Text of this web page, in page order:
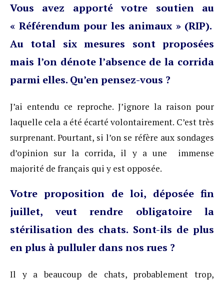
Vous avez apporté votre soutien au
« Référendum pour les animaux » (RIP).
Au total six mesures sont proposées
mais l’on dénote l’absence de la corrida
parmi elles. Qu’en pensez-vous ?
J’ai entendu ce reproche. J’ignore la raison pour
laquelle cela a été écarté volontairement. C’est très
surprenant. Pourtant, si l’on se réfère aux sondages
d’opinion sur la corrida, il y a une immense
majorité de français qui y est opposée.
Votre proposition de loi, déposée fin
juillet, veut rendre obligatoire la
stérilisation des chats. Sont-ils de plus
en plus à pulluler dans nos rues ?
Il y a beaucoup de chats, probablement trop,